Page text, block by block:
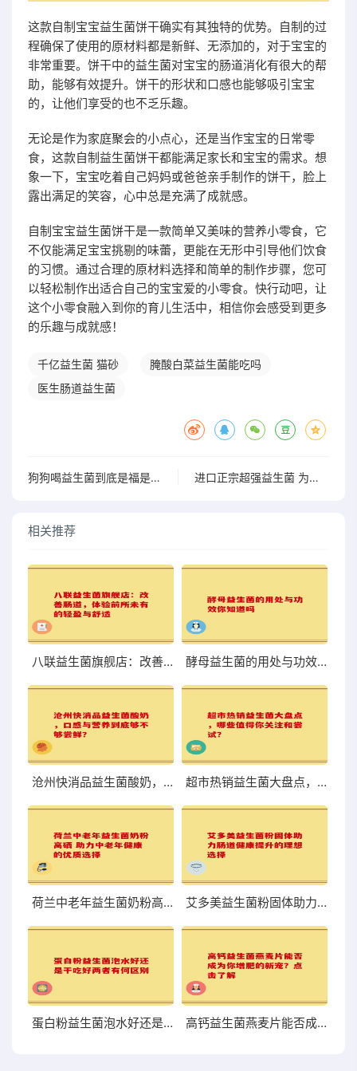
这款自制宝宝益生菌饼干确实有其独特的优势。自制的过
程确保了使用的原材料都是新鲜、无添加的，对于宝宝的
非常重要。饼干中的益生菌对宝宝的肠道消化有很大的帮
助，能够有效提升。饼干的形状和口感也能够吸引宝宝
的，让他们享受的也不乏乐趣。
无论是作为家庭聚会的小点心，还是当作宝宝的日常零
食，这款自制益生菌饼干都能满足家长和宝宝的需求。想
象一下，宝宝吃着自己妈妈或爸爸亲手制作的饼干，脸上
露出满足的笑容，心中总是充满了成就感。
自制宝宝益生菌饼干是一款简单又美味的营养小零食，它
不仅能满足宝宝挑剔的味蕾，更能在无形中引导他们饮食
的习惯。通过合理的原材料选择和简单的制作步骤，您可
以轻松制作出适合自己的宝宝爱的小零食。快行动吧，让
这个小零食融入到你的育儿生活中，相信你会感受到更多
的乐趣与成就感！
千亿益生菌 猫砂
腌酸白菜益生菌能吃吗
医生肠道益生菌
狗狗喝益生菌到底是福是祸？看完你就懂了 进口正宗超强益生菌 为健康助力开启活力新体验
相关推荐
八联益生菌旗舰店：改善肠道，体验前所未有的轻盈与舒适 酵母益生菌的用处与功效你知道吗
沧州快消品益生菌酸奶，口感与营养到底够不够尝鲜？ 超市热销益生菌大盘点，哪些值得你关注和尝试？
荷兰中老年益生菌奶粉高硒 助力中老年健康的优质选择 艾多美益生菌粉固体助力肠道健康提升的理想选择
蛋白粉益生菌泡水好还是干吃好两者有何区别 高钙益生菌燕麦片能否成为你增肥的新宠？点击了解